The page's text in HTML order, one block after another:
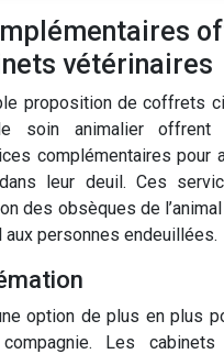
vétérinaires
proposition de coffrets
soin animalier offrent
complémentaires pour
leur deuil. Ces
des obsèques de
personnes endeuillées.
option de plus en plus
Les cabinets